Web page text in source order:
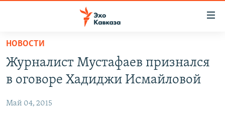
Вернуться
основному
содержанию
ТБИЛИСИ
ЦХИНВАЛИ
НОВОСТИ
Журналист Мустафаев признался
в оговоре Хадиджи Исмайловой
Май 04, 2015